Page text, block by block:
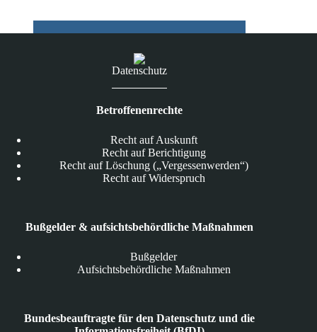
Datenschutz
Betroffenenrechte
Recht auf Auskunft
Recht auf Berichtigung
Recht auf Löschung („Vergessenwerden“)
Recht auf Widerspruch
Bußgelder & aufsichtsbehördliche Maßnahmen
Bußgelder
Aufsichtsbehördliche Maßnahmen
Bundesbeauftragte für den Datenschutz und die